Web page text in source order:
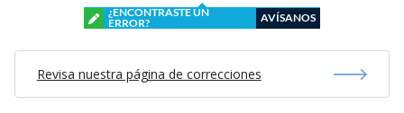
¿ENCONTRASTE UN
ERROR?
AVÍSANOS
Revisa nuestra página de correcciones